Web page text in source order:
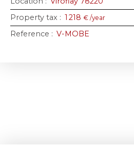
Property tax : 1 218 € /year
Reference : V-MOBE